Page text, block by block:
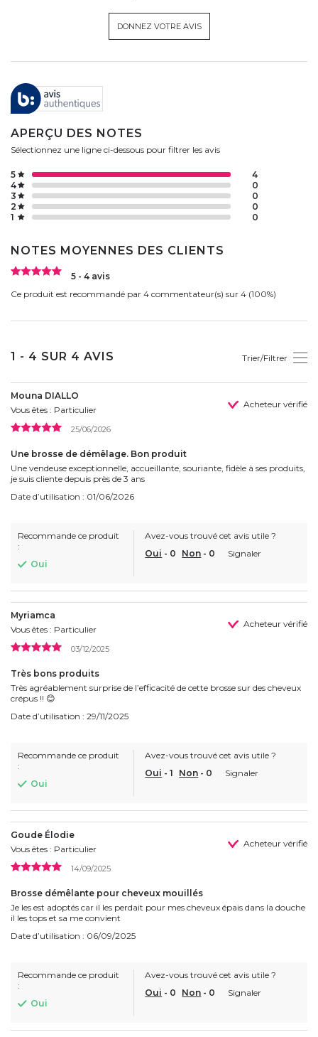
DONNEZ VOTRE AVIS
APERÇU DES NOTES
Sélectionnez une ligne ci-dessous pour filtrer les avis
1 0
2 0
3 0
4 0
5 4
NOTES MOYENNES DES CLIENTS
5 - 4 avis
Ce produit est recommandé par 4 commentateur(s) sur 4 (100%)
1 - 4 SUR 4 AVIS Trier/Filtrer
Mouna DIALLO
Vous êtes : Particulier
Acheteur vérifié
25/06/2026
Une brosse de démêlage. Bon produit
Une vendeuse exceptionnelle, accueillante, souriante, fidèle à ses produits,
je suis cliente depuis près de 3 ans
Date d’utilisation : 01/06/2026
Recommande ce produit
:
Oui
Avez-vous trouvé cet avis utile ?
Oui - 0 Non - 0 Signaler
Myriamca
Vous êtes : Particulier
Acheteur vérifié
03/12/2025
Très bons produits
Très agréablement surprise de l’efficacité de cette brosse sur des cheveux
crépus !! 😊
Date d’utilisation : 29/11/2025
Recommande ce produit
:
Oui
Avez-vous trouvé cet avis utile ?
Oui -1 Non - 0 Signaler
Goude Élodie
Vous êtes : Particulier
Acheteur vérifié
14/09/2025
Brosse démêlante pour cheveux mouillés
Je les est adoptés car il les perdait pour mes cheveux épais dans la douche
il les tops et sa me convient
Date d’utilisation : 06/09/2025
Recommande ce produit
:
Oui
Avez-vous trouvé cet avis utile ?
Oui - 0 Non - 0 Signaler